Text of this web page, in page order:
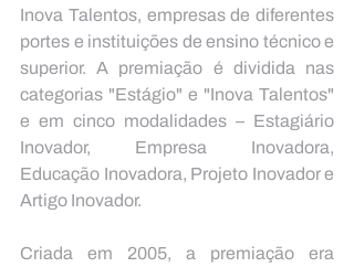
Inova Talentos, empresas de diferentes
portes e instituições de ensino técnico e
superior. A premiação é dividida nas
categorias "Estágio" e "Inova Talentos"
e em cinco modalidades – Estagiário
Inovador, Empresa Inovadora,
Educação Inovadora, Projeto Inovador e
Artigo Inovador.
Criada em 2005, a premiação era